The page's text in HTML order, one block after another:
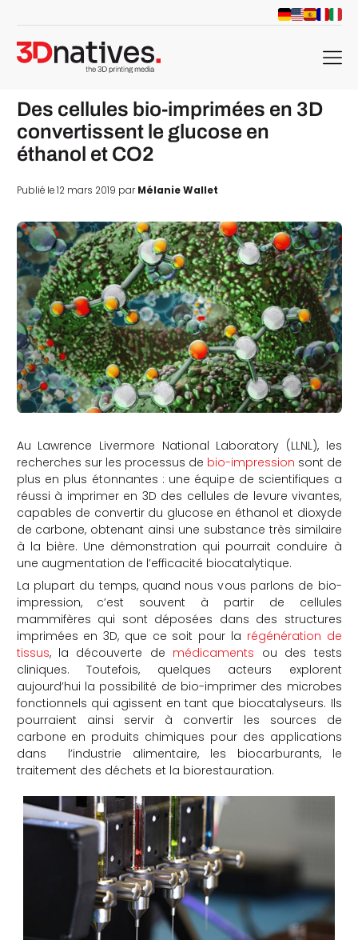
menu
Des cellules bio-imprimées en 3D
convertissent le glucose en
éthanol et CO2
Publié le 12 mars 2019 parMélanie Wallet
Au Lawrence Livermore National Laboratory (LLNL), les
recherches sur les processus de bio-impression sont de
plus en plus étonnantes : une équipe de scientifiques a
réussi à imprimer en 3D des cellules de levure vivantes,
capables de convertir du glucose en éthanol et dioxyde
de carbone, obtenant ainsi une substance très similaire
à la bière. Une démonstration qui pourrait conduire à
une augmentation de l’efficacité biocatalytique.
La plupart du temps, quand nous vous parlons de bio-
impression, c’est souvent à partir de cellules
mammifères qui sont déposées dans des structures
imprimées en 3D, que ce soit pour la régénération de
tissus, la découverte de médicaments ou des tests
cliniques. Toutefois, quelques acteurs explorent
aujourd’hui la possibilité de bio-imprimer des microbes
fonctionnels qui agissent en tant que biocatalyseurs. Ils
pourraient ainsi servir à convertir les sources de
carbone en produits chimiques pour des applications
dans l’industrie alimentaire, les biocarburants, le
traitement des déchets et la biorestauration.